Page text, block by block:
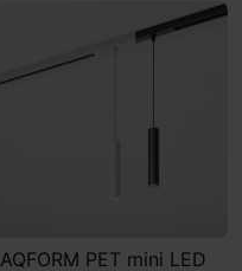
AQFORM PET mini LED